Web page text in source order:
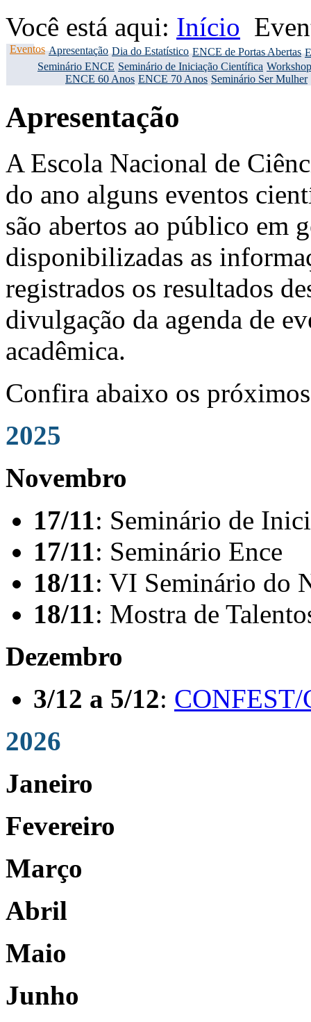
Você está aqui: Início
Eventos Apresentação Dia do Estatístico ENCE de Portas Abertas
Seminário ENCE Seminário de Iniciação Científica
ENCE 60 Anos ENCE 70 Anos Seminário Ser Mulher
Apresentação
A Escola Nacional de
do ano alguns eventos
são abertos ao público em
disponibilizadas as
registrados os resultados
divulgação da agenda de
acadêmica.
Confira abaixo os
2025
Novembro
17/11: Seminário de
17/11: Seminário Ence
18/11: VI Seminário do
18/11: Mostra de
Dezembro
3/12 a 5/12:
2026
Janeiro
Fevereiro
Março
Abril
Maio
Junho